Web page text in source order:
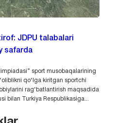
JDPU talabalari
safarda
sport musobaqalarining
qo‘lga kiritgan sportchi
rag‘batlantirish maqsadida
bilan Turkiya Respublikasiga...